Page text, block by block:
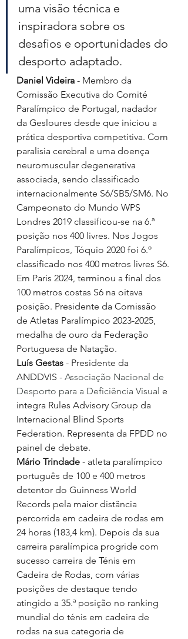
uma visão técnica e
inspiradora sobre os
desafios e oportunidades do
desporto adaptado.
Daniel Videira - Membro da
Comissão Executiva do Comité
Paralímpico de Portugal, nadador
da Gesloures desde que iniciou a
prática desportiva competitiva. Com
paralisia cerebral e uma doença
neuromuscular degenerativa
associada, sendo classificado
internacionalmente S6/SB5/SM6. No
Campeonato do Mundo WPS
Londres 2019 classificou-se na 6.ª
posição nos 400 livres. Nos Jogos
Paralímpicos, Tóquio 2020 foi 6.º
classificado nos 400 metros livres S6.
Em Paris 2024, terminou a final dos
100 metros costas S6 na oitava
posição. Presidente da Comissão
de Atletas Paralímpico 2023-2025,
medalha de ouro da Federação
Portuguesa de Natação.
Luís Gestas - Presidente da
ANDDVIS - Associação Nacional de
Desporto para a Deficiência Visual e
integra Rules Advisory Group da
Internacional Blind Sports
Federation. Representa da FPDD no
painel de debate.
Mário Trindade - atleta paralímpico
português de 100 e 400 metros
detentor do Guinness World
Records pela maior distância
percorrida em cadeira de rodas em
24 horas (183,4 km). Depois da sua
carreira paralímpica progride com
sucesso carreira de Ténis em
Cadeira de Rodas, com várias
posições de destaque tendo
atingido a 35.ª posição no ranking
mundial do ténis em cadeira de
rodas na sua categoria de